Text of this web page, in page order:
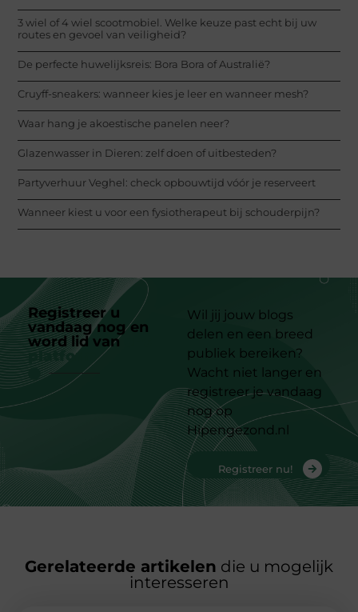
3 wiel of 4 wiel scootmobiel. Welke keuze past echt bij uw
routes en gevoel van veiligheid?
De perfecte huwelijksreis: Bora Bora of Australië?
Cruyff-sneakers: wanneer kies je leer en wanneer mesh?
Waar hang je akoestische panelen neer?
Glazenwasser in Dieren: zelf doen of uitbesteden?
Partyverhuur Veghel: check opbouwtijd vóór je reserveert
Wanneer kiest u voor een fysiotherapeut bij schouderpijn?
Registreer u
vandaag nog en
word lid van
platform
Wil jij jouw blogs
delen en een breed
publiek bereiken?
Wacht niet langer en
registreer je vandaag
nog op
Hipengezond.nl
Registreer nu!
Gerelateerde artikelen die u mogelijk
interesseren